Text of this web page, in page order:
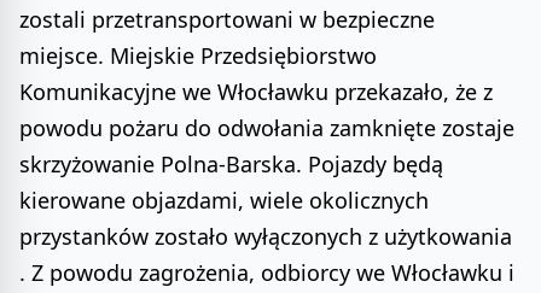
zostali przetransportowani w bezpieczne
miejsce. Miejskie Przedsiębiorstwo
Komunikacyjne we Włocławku przekazało, że z
powodu pożaru do odwołania zamknięte zostaje
skrzyżowanie Polna-Barska. Pojazdy będą
kierowane objazdami, wiele okolicznych
przystanków zostało wyłączonych z użytkowania
. Z powodu zagrożenia, odbiorcy we Włocławku i